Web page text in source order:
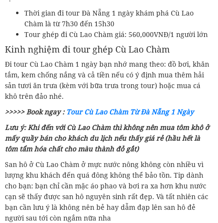
Thời gian đi tour Đà Nẵng 1 ngày khám phá Cù Lao
Chàm là từ 7h30 đến 15h30
Tour ghép đi Cù Lao Chàm giá: 560,000VNĐ/1 người lớn
Kinh nghiệm đi tour ghép Cù Lao Chàm
Đi tour Cù Lao Chàm 1 ngày bạn nhớ mang theo: đồ bơi, khăn
tắm, kem chống nắng và cả tiền nếu có ý định mua thêm hải
sản tươi ăn trưa (kèm với bữa trưa trong tour) hoặc mua cá
khô trên đảo nhé.
>>>>> Book ngay : Tour Cù Lao Chàm Từ Đà Nẵng 1 Ngày
Lưu ý: Khi đến với Cù Lao Chàm thì không nên mua tôm khô ở
mấy quầy bán cho khách du lịch nếu thấy giá rẻ (hầu hết là
tôm tẩm hóa chất cho màu thành đỏ gắt)
San hô ở Cù Lao Chàm ở mực nước nông không còn nhiều vì
lượng khu khách đến quá đông không thể bảo tồn. Tip dành
cho bạn: bạn chỉ cần mặc áo phao và bơi ra xa hơn khu nước
cạn sẽ thấy được san hô nguyên sinh rất đẹp. Và tất nhiên các
bạn cần lưu ý là không nên bẻ hay dẫm đạp lên san hô đẻ
người sau tới còn ngắm nữa nha